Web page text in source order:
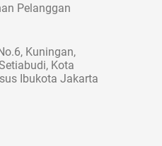
Pelanggan
Kuningan,
Kota
Ibukota Jakarta